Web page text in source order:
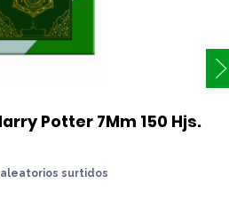
Potter 7Mm 150 Hjs.
aleatorios surtidos